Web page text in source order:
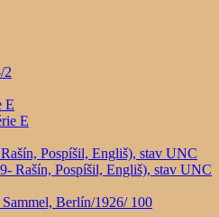
E
Pospíšil, Engliš), stav UNC
Berlín/1926/ 100